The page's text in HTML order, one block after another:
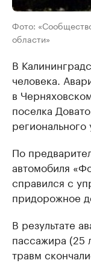
Фото:
области»
В
человека.
в
поселка
По
автомобиля
справился с
придорожное
В результате
пассажира (25
травм